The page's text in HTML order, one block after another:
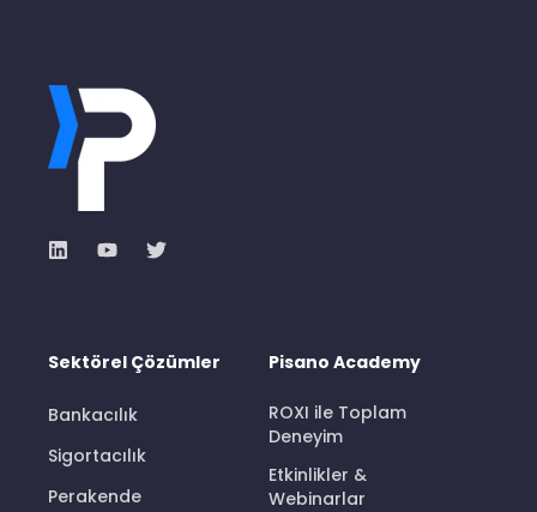
Sektörel Çözümler
Bankacılık
Sigortacılık
Perakende
Pisano Academy
ROXI ile Toplam
Deneyim
Etkinlikler &
Webinarlar